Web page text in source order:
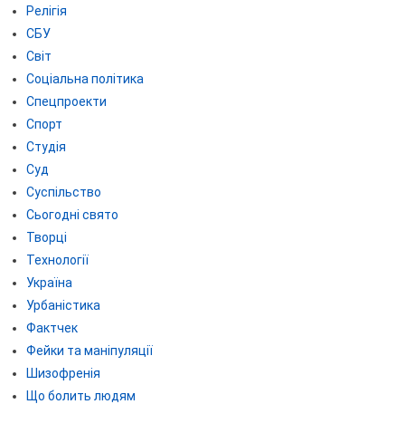
Релігія
СБУ
Світ
Соціальна політика
Спецпроекти
Спорт
Студія
Суд
Суспільство
Сьогодні свято
Творці
Технології
Україна
Урбаністика
Фактчек
Фейки та маніпуляції
Шизофренія
Що болить людям